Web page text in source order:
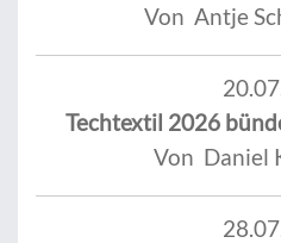
Von Antje
Techtextil 2026
Von Daniel